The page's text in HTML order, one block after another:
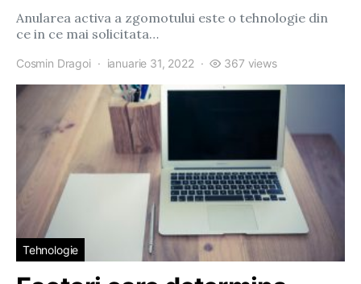
Anularea activa a zgomotului este o tehnologie din
ce in ce mai solicitata…
Cosmin Dragoi ianuarie 31, 2022 367 views
Tehnologie